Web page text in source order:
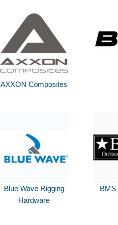
AXXON Composites
Blue Wave Rigging
Hardware
BMS